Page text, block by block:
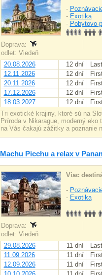
-
- Exotika
- Pobytovo-
Doprava:
odlet: Viedeň
20.08.2026
12 dní
12.11.2026
12 dní
20.11.2026
12 dní
17.12.2026
12 dní
18.03.2027
12 dní
Tri exotické krajiny, ktoré sú na
Príroda v Nikarague, moderný
na Vás čakajú zážitky a poznanie
Machu Picchu a relax v
Viac
-
- Exotika
Doprava:
odlet: Viedeň
29.08.2026
11 dní
11.09.2026
11 dní
12.09.2026
11 dní